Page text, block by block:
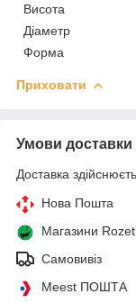
Висота
Діаметр
Форма
Приховати
Умови доставки
Доставка
Нова Пошта
Магазини
Самовивіз
Meest ПОШТА